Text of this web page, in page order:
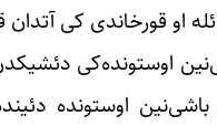
او قورخاندی کی آتدان
اوستونده